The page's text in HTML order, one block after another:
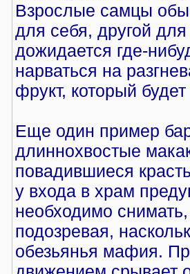
Взрослые самцы
для себя, другой
дожидается где-
нарваться на
фрукт, который
Еще один пример
длиннохвостые
повадившиеся
у входа в храм
необходимо
подозревая,
обезьянья мафия.